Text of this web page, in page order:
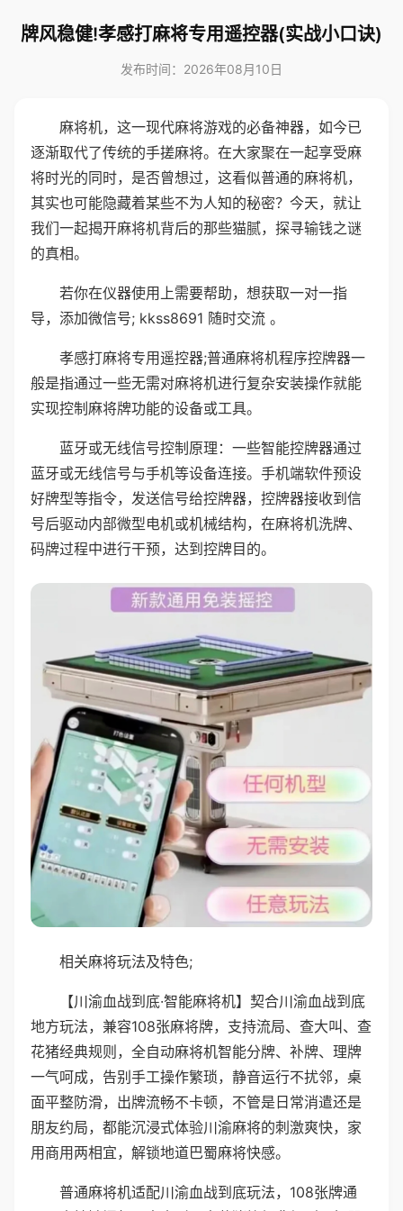
牌风稳健!孝感打麻将专用遥控器(实战小口诀)
发布时间：2026年08月10日
麻将机，这一现代麻将游戏的必备神器，如今已
逐渐取代了传统的手搓麻将。在大家聚在一起享受麻
将时光的同时，是否曾想过，这看似普通的麻将机，
其实也可能隐藏着某些不为人知的秘密？今天，就让
我们一起揭开麻将机背后的那些猫腻，探寻输钱之谜
的真相。
若你在仪器使用上需要帮助，想获取一对一指
导，添加微信号; kkss8691 随时交流 。
孝感打麻将专用遥控器;普通麻将机程序控牌器一
般是指通过一些无需对麻将机进行复杂安装操作就能
实现控制麻将牌功能的设备或工具。
蓝牙或无线信号控制原理：一些智能控牌器通过
蓝牙或无线信号与手机等设备连接。手机端软件预设
好牌型等指令，发送信号给控牌器，控牌器接收到信
号后驱动内部微型电机或机械结构，在麻将机洗牌、
码牌过程中进行干预，达到控牌目的。
相关麻将玩法及特色;
【川渝血战到底·智能麻将机】契合川渝血战到底
地方玩法，兼容108张麻将牌，支持流局、查大叫、查
花猪经典规则，全自动麻将机智能分牌、补牌、理牌
一气呵成，告别手工操作繁琐，静音运行不扰邻，桌
面平整防滑，出牌流畅不卡顿，不管是日常消遣还是
朋友约局，都能沉浸式体验川渝麻将的刺激爽快，家
用商用两相宜，解锁地道巴蜀麻将快感。
普通麻将机适配川渝血战到底玩法，108张牌通